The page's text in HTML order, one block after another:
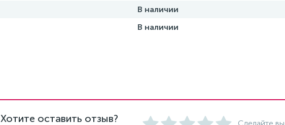
В наличии
В наличии
Хотите оставить отзыв?